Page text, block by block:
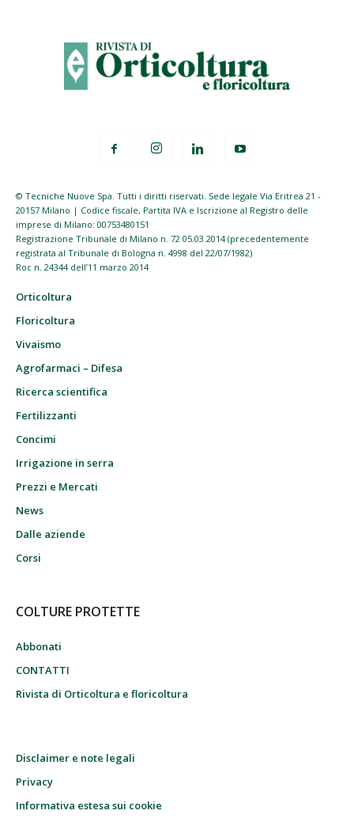
© Tecniche Nuove Spa. Tutti i diritti riservati. Sede legale Via Eritrea 21 -
20157 Milano | Codice fiscale, Partita IVA e Iscrizione al Registro delle
imprese di Milano: 00753480151
Registrazione Tribunale di Milano n. 72 05.03.2014 (precedentemente
registrata al Tribunale di Bologna n. 4998 del 22/07/1982)
Roc n. 24344 dell’11 marzo 2014
Orticoltura
Floricoltura
Vivaismo
Agrofarmaci – Difesa
Ricerca scientifica
Fertilizzanti
Concimi
Irrigazione in serra
Prezzi e Mercati
News
Dalle aziende
Corsi
COLTURE PROTETTE
Abbonati
CONTATTI
Rivista di Orticoltura e floricoltura
Disclaimer e note legali
Privacy
Informativa estesa sui cookie